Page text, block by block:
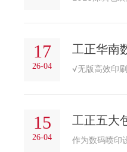
17
26-04
工正华南
√无版高效印
15
26-04
工正五大